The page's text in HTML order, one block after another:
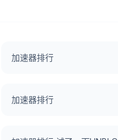
加速器排行
加速器排行